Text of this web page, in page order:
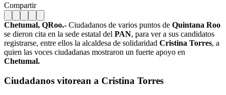
Compartir
Chetumal, QRoo.- Ciudadanos de varios puntos de Quintana Roo
se dieron cita en la sede estatal del PAN, para ver a sus candidatos
registrarse, entre ellos la alcaldesa de solidaridad Cristina Torres, a
quien las voces ciudadanas mostraron un fuerte apoyo en
Chetumal.
Ciudadanos vitorean a Cristina Torres